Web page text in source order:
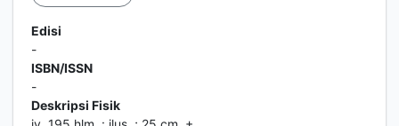
Edisi
-
ISBN/ISSN
-
Deskripsi Fisik